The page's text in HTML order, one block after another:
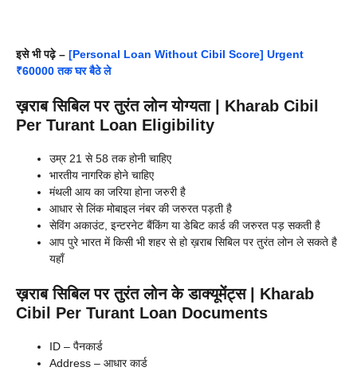
इसे भी पढ़े – [Personal Loan Without Cibil Score] Urgent
₹60000 तक घर बैठे ले
ख़राब सिबिल पर तुरंत लोन योग्यता | Kharab Cibil
Per Turant Loan Eligibility
उम्र 21 से 58 तक होनी चाहिए
भारतीय नागरिक होने चाहिए
मंथली आय का जरिया होना जरुरी है
आधार से लिंक मोबाइल नंबर की जरुरत पड़ती है
सेविंग अकाउंट, इन्टरनेट बैंकिंग या डेबिट कार्ड की जरुरत पड़ सकती है
आप पुरे भारत में किसी भी शहर से हो ख़राब सिबिल पर तुरंत लोन ले सकते है
यहाँ
ख़राब सिबिल पर तुरंत लोन के डाक्यूमेंट्स | Kharab
Cibil Per Turant Loan Documents
ID – पैनकार्ड
Address – आधार कार्ड